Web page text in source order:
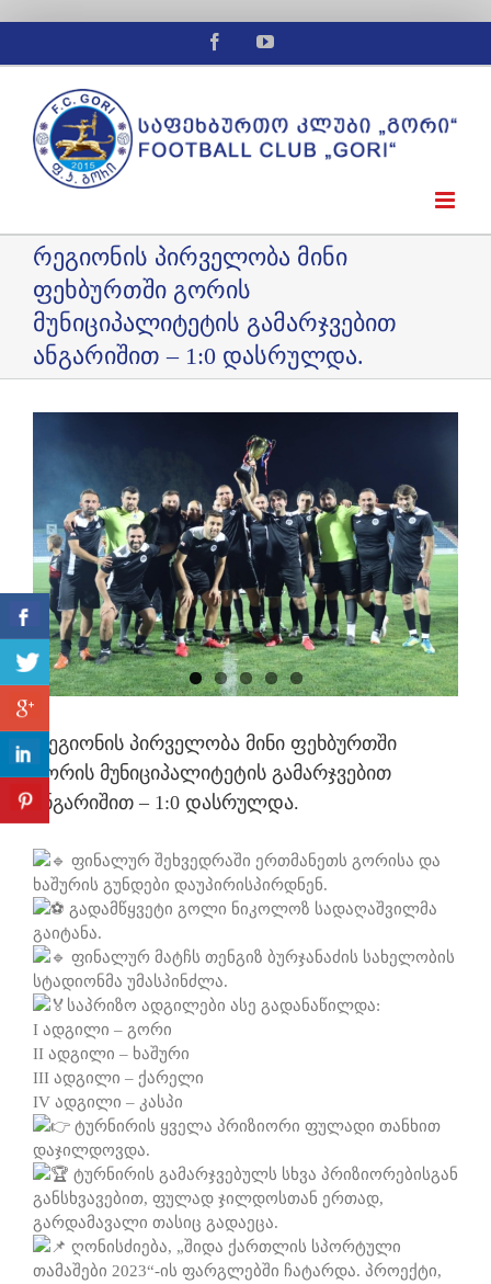
FacebookYouTube
რეგიონის პირველობა მინი
ფეხბურთში გორის
მუნიციპალიტეტის გამარჯვებით
ანგარიშით – 1:0 დასრულდა.
რეგიონის პირველობა მინი ფეხბურთში
გორის მუნიციპალიტეტის გამარჯვებით
ანგარიშით – 1:0 დასრულდა.
ფინალურ შეხვედრაში ერთმანეთს გორისა და
ხაშურის გუნდები დაუპირისპირდნენ.
გადამწყვეტი გოლი ნიკოლოზ სადაღაშვილმა
გაიტანა.
ფინალურ მატჩს თენგიზ ბურჯანაძის სახელობის
სტადიონმა უმასპინძლა.
საპრიზო ადგილები ასე გადანაწილდა:
I ადგილი – გორი
II ადგილი – ხაშური
III ადგილი – ქარელი
IV ადგილი – კასპი
ტურნირის ყველა პრიზიორი ფულადი თანხით
დაჯილდოვდა.
ტურნირის გამარჯვებულს სხვა პრიზიორებისგან
განსხვავებით, ფულად ჯილდოსთან ერთად,
გარდამავალი თასიც გადაეცა.
ღონისძიება, „შიდა ქართლის სპორტული
თამაშები 2023“-ის ფარგლებში ჩატარდა. პროექტი,